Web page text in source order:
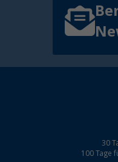
30
100 Tage